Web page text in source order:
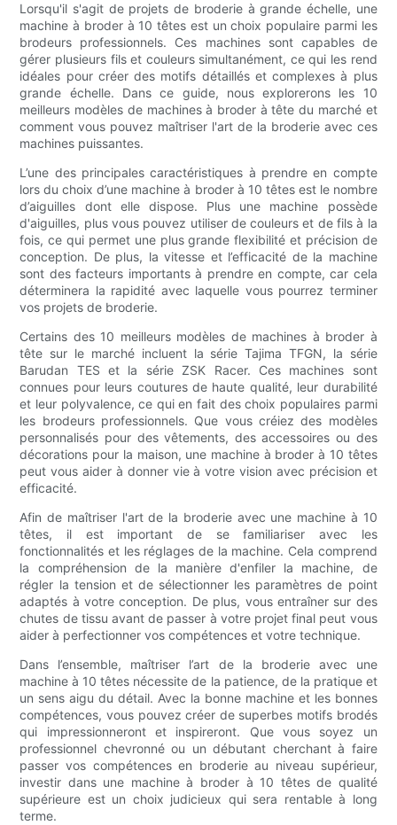
Lorsqu'il s'agit de projets de broderie à grande échelle, une
machine à broder à 10 têtes est un choix populaire parmi les
brodeurs professionnels. Ces machines sont capables de
gérer plusieurs fils et couleurs simultanément, ce qui les rend
idéales pour créer des motifs détaillés et complexes à plus
grande échelle. Dans ce guide, nous explorerons les 10
meilleurs modèles de machines à broder à tête du marché et
comment vous pouvez maîtriser l'art de la broderie avec ces
machines puissantes.
L’une des principales caractéristiques à prendre en compte
lors du choix d’une machine à broder à 10 têtes est le nombre
d’aiguilles dont elle dispose. Plus une machine possède
d'aiguilles, plus vous pouvez utiliser de couleurs et de fils à la
fois, ce qui permet une plus grande flexibilité et précision de
conception. De plus, la vitesse et l’efficacité de la machine
sont des facteurs importants à prendre en compte, car cela
déterminera la rapidité avec laquelle vous pourrez terminer
vos projets de broderie.
Certains des 10 meilleurs modèles de machines à broder à
tête sur le marché incluent la série Tajima TFGN, la série
Barudan TES et la série ZSK Racer. Ces machines sont
connues pour leurs coutures de haute qualité, leur durabilité
et leur polyvalence, ce qui en fait des choix populaires parmi
les brodeurs professionnels. Que vous créiez des modèles
personnalisés pour des vêtements, des accessoires ou des
décorations pour la maison, une machine à broder à 10 têtes
peut vous aider à donner vie à votre vision avec précision et
efficacité.
Afin de maîtriser l'art de la broderie avec une machine à 10
têtes, il est important de se familiariser avec les
fonctionnalités et les réglages de la machine. Cela comprend
la compréhension de la manière d'enfiler la machine, de
régler la tension et de sélectionner les paramètres de point
adaptés à votre conception. De plus, vous entraîner sur des
chutes de tissu avant de passer à votre projet final peut vous
aider à perfectionner vos compétences et votre technique.
Dans l’ensemble, maîtriser l’art de la broderie avec une
machine à 10 têtes nécessite de la patience, de la pratique et
un sens aigu du détail. Avec la bonne machine et les bonnes
compétences, vous pouvez créer de superbes motifs brodés
qui impressionneront et inspireront. Que vous soyez un
professionnel chevronné ou un débutant cherchant à faire
passer vos compétences en broderie au niveau supérieur,
investir dans une machine à broder à 10 têtes de qualité
supérieure est un choix judicieux qui sera rentable à long
terme.